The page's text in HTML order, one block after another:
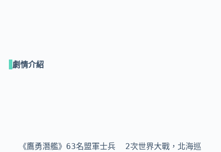
劇情介紹
《鷹勇潛艦》63名盟軍士兵  2次世界大戰，北海巡